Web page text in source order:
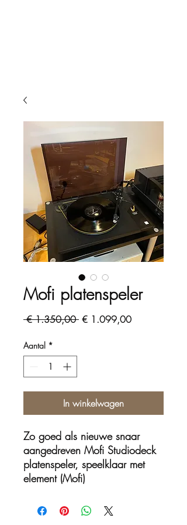
Mofi platenspeler
€ 1.350,00 Normale
€ 1.099,00Verkoopprijs
Aantal *
In winkelwagen
Zo goed als nieuwe snaar
aangedreven Mofi Studiodeck
platenspeler, speelklaar met
element (Mofi)